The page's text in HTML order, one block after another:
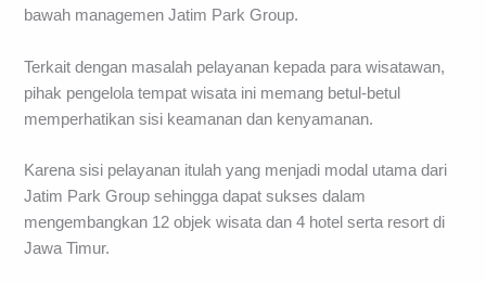
bawah managemen Jatim Park Group.
Terkait dengan masalah pelayanan kepada para wisatawan,
pihak pengelola tempat wisata ini memang betul-betul
memperhatikan sisi keamanan dan kenyamanan.
Karena sisi pelayanan itulah yang menjadi modal utama dari
Jatim Park Group sehingga dapat sukses dalam
mengembangkan 12 objek wisata dan 4 hotel serta resort di
Jawa Timur.